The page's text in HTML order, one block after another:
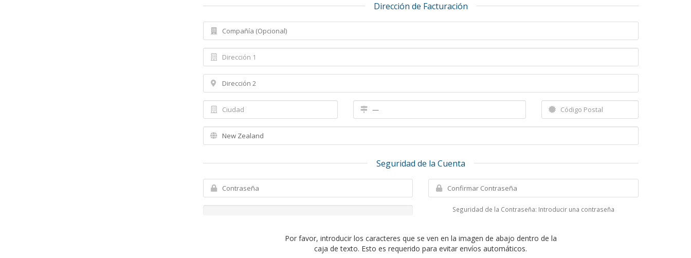
Dirección de Facturación
Seguridad de la Cuenta
Seguridad de la Contraseña: Introducir una contraseña
Por favor, introducir los caracteres que se ven en la imagen de abajo dentro de la
caja de texto. Esto es requerido para evitar envíos automáticos.